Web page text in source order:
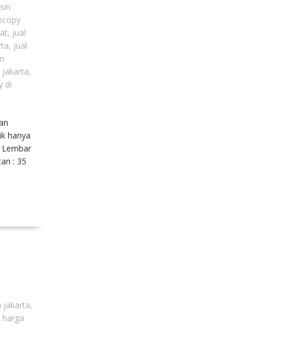
, jual
, jual
jakarta,
di
hanya
: 35
jakarta,
harga